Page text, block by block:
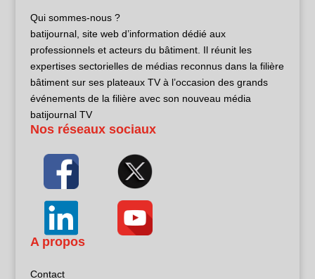
Qui sommes-nous ?
batijournal, site web d’information dédié aux
professionnels et acteurs du bâtiment. Il réunit les
expertises sectorielles de médias reconnus dans la filière
bâtiment sur ses plateaux TV à l’occasion des grands
événements de la filière avec son nouveau média
batijournal TV
Nos réseaux sociaux
A propos
Contact